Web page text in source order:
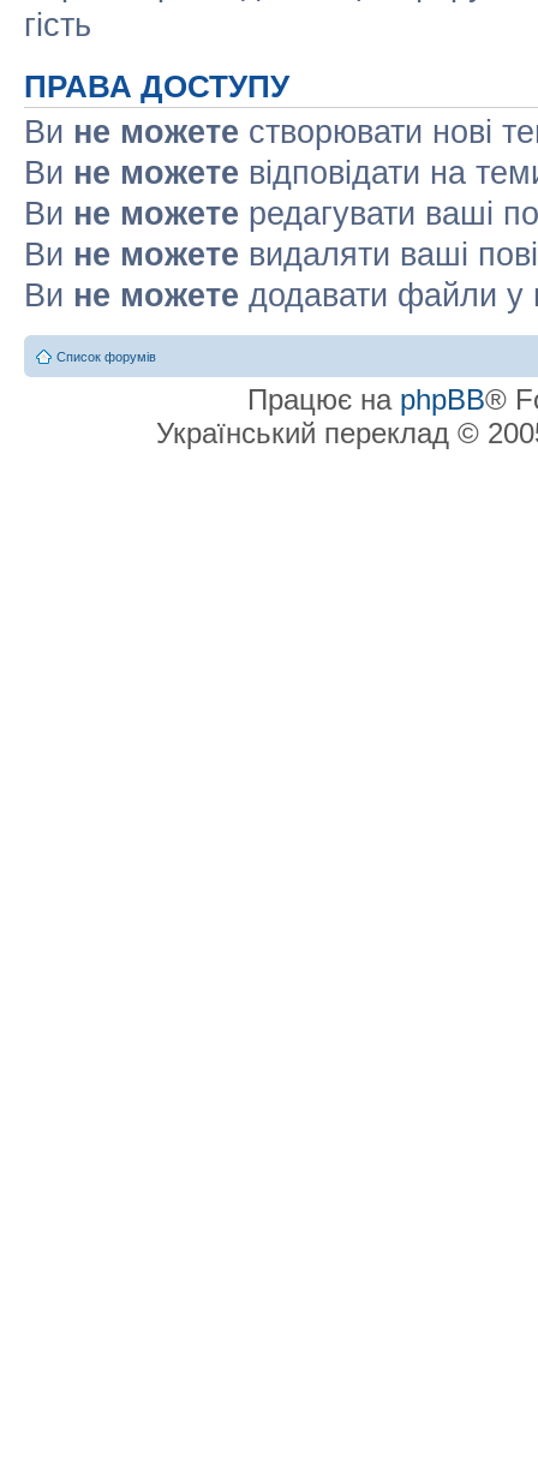
гість
ПРАВА ДОСТУПУ
Ви не можете створювати нові
Ви не можете відповідати на
Ви не можете редагувати ваші
Ви не можете видаляти ваші
Ви не можете додавати файли у
Список форумів
Працює на phpBB®
Український переклад ©